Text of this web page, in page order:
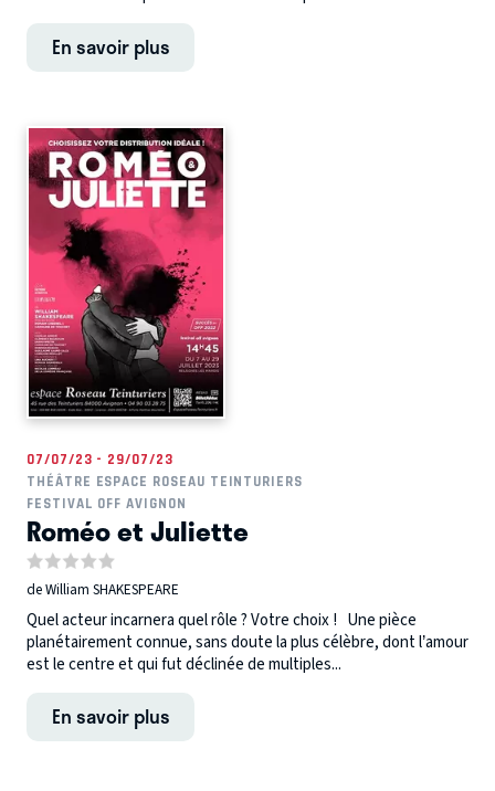
En savoir plus
07/07/23 - 29/07/23
THÉÂTRE ESPACE ROSEAU TEINTURIERS
FESTIVAL OFF AVIGNON
Roméo et Juliette
de William SHAKESPEARE
Quel acteur incarnera quel rôle ? Votre choix ! Une pièce
planétairement connue, sans doute la plus célèbre, dont l’amour
est le centre et qui fut déclinée de multiples...
En savoir plus